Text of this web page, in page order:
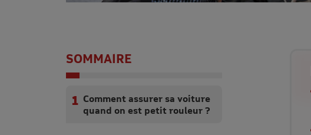
SOMMAIRE
Comment assurer sa voiture
quand on est petit rouleur ?